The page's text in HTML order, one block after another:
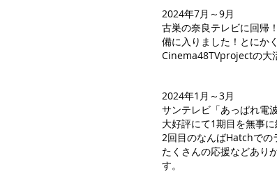
2024年7月～9月
古巣の奈良テレビに回帰
備に入りました！とにか
Cinema48TVprojectの大
2024年1月～3月
サンテレビ「あっぱれ電
大好評にて1期目を無事
2回目のなんばHatchでの
たくさんの応援などあり
す。